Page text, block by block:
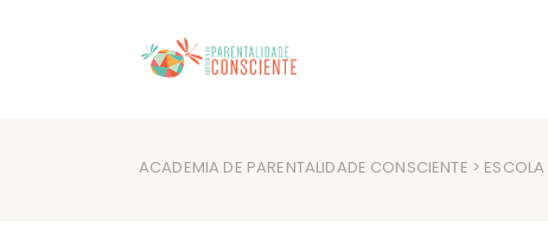
ACADEMIA DE PARENTALIDADE CONSCIENTE > ESCOLA